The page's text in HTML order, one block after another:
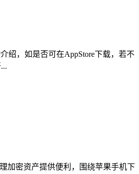
绍，如是否可在AppStore下载，若不
加密资产提供便利，围绕苹果手机下